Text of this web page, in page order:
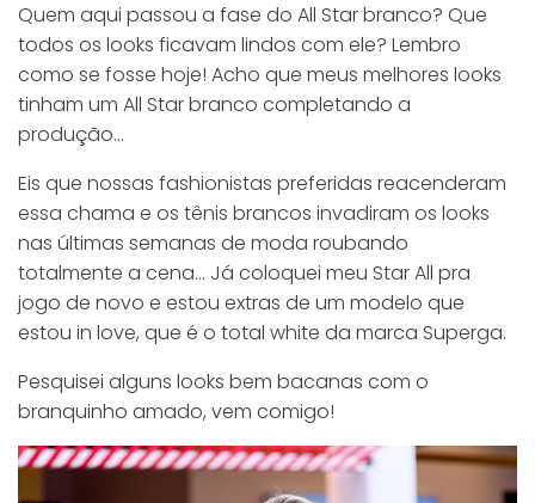
Quem aqui passou a fase do All Star branco? Que
todos os looks ficavam lindos com ele? Lembro
como se fosse hoje! Acho que meus melhores looks
tinham um All Star branco completando a
produção…
Eis que nossas fashionistas preferidas reacenderam
essa chama e os tênis brancos invadiram os looks
nas últimas semanas de moda roubando
totalmente a cena… Já coloquei meu Star All pra
jogo de novo e estou extras de um modelo que
estou in love, que é o total white da marca Superga.
Pesquisei alguns looks bem bacanas com o
branquinho amado, vem comigo!